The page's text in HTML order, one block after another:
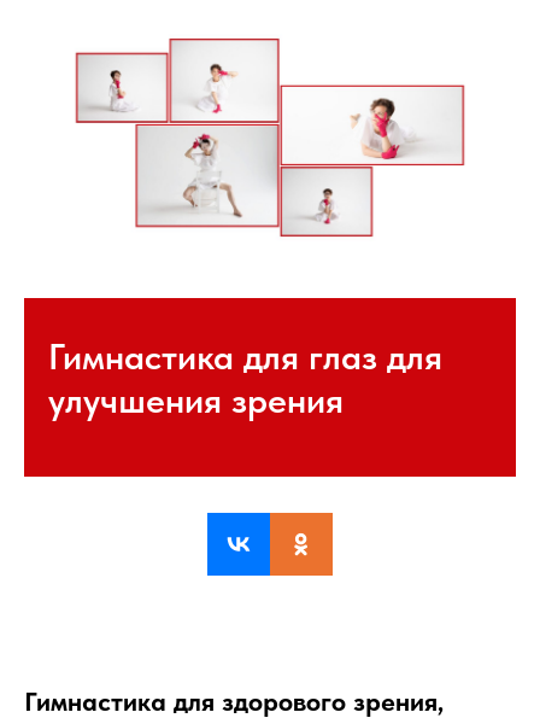
Гимнастика для глаз для
улучшения зрения
Гимнастика для здорового зрения,